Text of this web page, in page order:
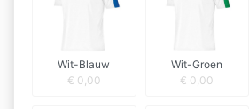
Wit-Blauw
€ 0,00
Wit-Groen
€ 0,00